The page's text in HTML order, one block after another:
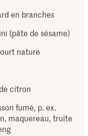
en branches
(pâte de sésame)
nature
citron
fumé, p. ex.
maquereau, truite